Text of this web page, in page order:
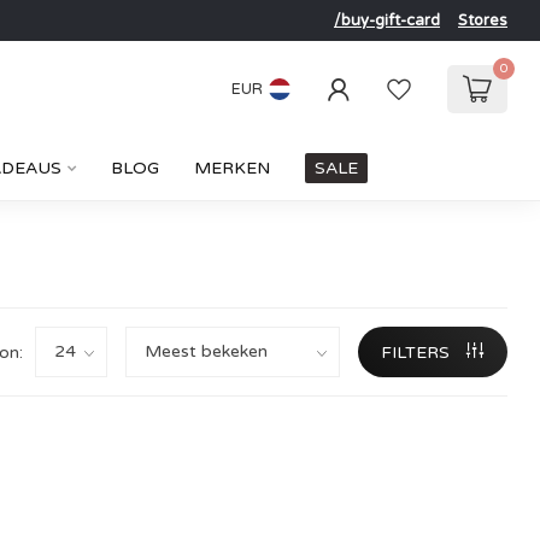
/buy-gift-card Stores
EUR
0
BLOG MERKEN SALE
FILTERS